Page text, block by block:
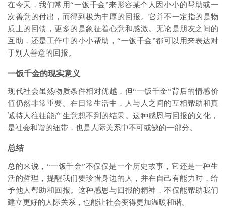
在今天，我们常用“一饭千金”来形容某个人因小小的帮助或一
次善意的付出，而得到极为丰厚的回报。它并不一定指的是物
质上的回馈，更多的是象征着心意和感激。无论是朋友之间的
互助，还是工作中的小小帮助，“一饭千金”都可以用来表达对
于别人善意的回报。
一饭千金的现实意义
现代社会虽然物质条件相对优越，但“一饭千金”背后的情感价
值仍然非常重要。在日常生活中，人与人之间的互相帮助和真
诚待人往往能产生意想不到的结果。这种感恩与回报的文化，
是社会和谐的纽带，也是人际关系中不可或缺的一部分。
总结
总的来说，“一饭千金”不仅仅是一个历史故事，它还是一种生
活的哲理，提醒我们要珍惜身边的人，并在自己有能力时，给
予他人帮助和回报。这种感恩与回报的精神，不仅能帮助我们
建立更好的人际关系，也能让社会变得更加温暖和谐。